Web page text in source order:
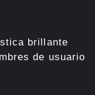
brillante
de usuario